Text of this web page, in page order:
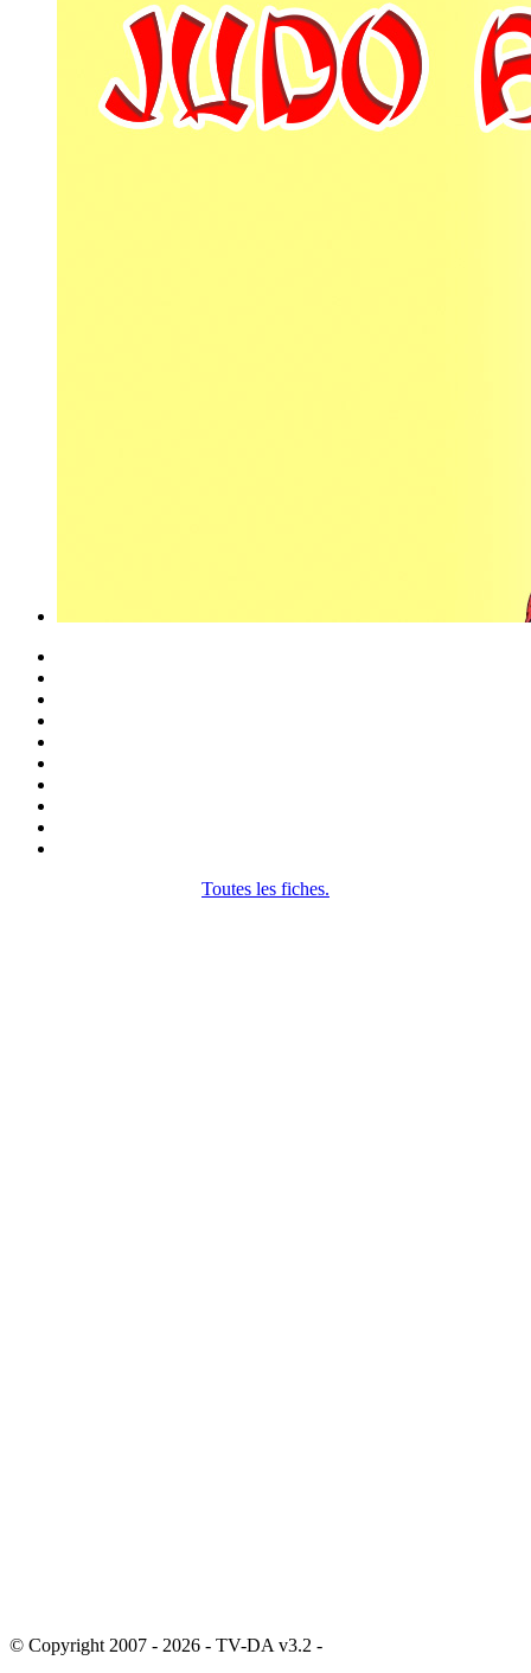
Toutes les fiches.
© Copyright 2007 - 2026 - TV-DA v3.2 -